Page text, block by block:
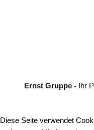
Ernst Gruppe - Ihr
Diese Seite verwendet